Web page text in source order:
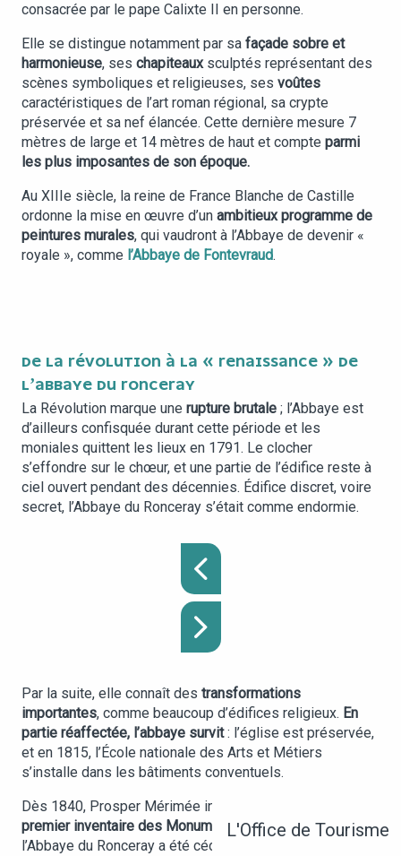
L'Office de Tourisme
consacrée par le pape Calixte II en personne.
Elle se distingue notamment par sa façade sobre et
harmonieuse, ses chapiteauxsculptés représentant des
scènes symboliques et religieuses, ses voûtes
caractéristiques de l’art roman régional, sa crypte
préservée et sa nef élancée. Cette dernière mesure 7
mètres de large et 14 mètres de haut et compte parmi
les plus imposantes de son époque.
Au XIIIe siècle, la reine de France Blanche de Castille
ordonne la mise en œuvre d’un ambitieux programme de
peintures murales, qui vaudront à l’Abbaye de devenir «
royale », comme l’Abbaye de Fontevraud.
DE LA RÉVOLUTION À LA « RENAISSANCE » DE
L’ABBAYE DU RONCERAY
La Révolution marque une rupture brutale ; l’Abbaye est
d’ailleurs confisquée durant cette période et les
moniales quittent les lieux en 1791. Le clocher
s’effondre sur le chœur, et une partie de l’édifice reste à
ciel ouvert pendant des décennies. Édifice discret, voire
secret, l’Abbaye du Ronceray s’était comme endormie.
Par la suite, elle connaît des transformations
importantes, comme beaucoup d’édifices religieux. En
partie réaffectée, l’abbaye survit: l’église est préservée,
et en 1815, l’École nationale des Arts et Métiers
s’installe dans les bâtiments conventuels.
Dès 1840, Prosper Mérimée inscrit l’abbaye dans le
premier inventaire des Monuments historiques . En 1998,
l’Abbaye du Ronceray a été cédée pour un franc